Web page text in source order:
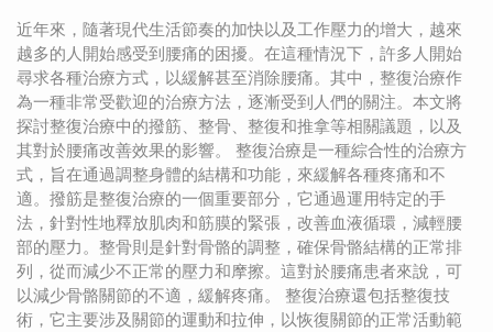
近年來，隨著現代生活節奏的加快以及工作壓力的增大，越來
越多的人開始感受到腰痛的困擾。在這種情況下，許多人開始
尋求各種治療方式，以緩解甚至消除腰痛。其中，整復治療作
為一種非常受歡迎的治療方法，逐漸受到人們的關注。本文將
探討整復治療中的撥筋、整骨、整復和推拿等相關議題，以及
其對於腰痛改善效果的影響。 整復治療是一種綜合性的治療方
式，旨在通過調整身體的結構和功能，來緩解各種疼痛和不
適。撥筋是整復治療的一個重要部分，它通過運用特定的手
法，針對性地釋放肌肉和筋膜的緊張，改善血液循環，減輕腰
部的壓力。整骨則是針對骨骼的調整，確保骨骼結構的正常排
列，從而減少不正常的壓力和摩擦。這對於腰痛患者來說，可
以減少骨骼關節的不適，緩解疼痛。 整復治療還包括整復技
術，它主要涉及關節的運動和拉伸，以恢復關節的正常活動範